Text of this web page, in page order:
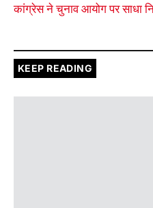
कांग्रेस ने चुनाव आयोग पर साधा
KEEP READING